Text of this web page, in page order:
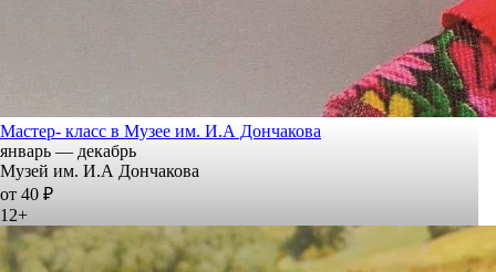
Мастер- класс в Музее им. И.А Дончакова
январь — декабрь
Музей им. И.А Дончакова
от 40 ₽
12+